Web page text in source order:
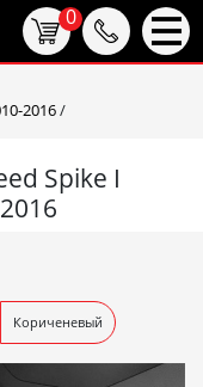
2016/
Spike I
Кориченевый
0